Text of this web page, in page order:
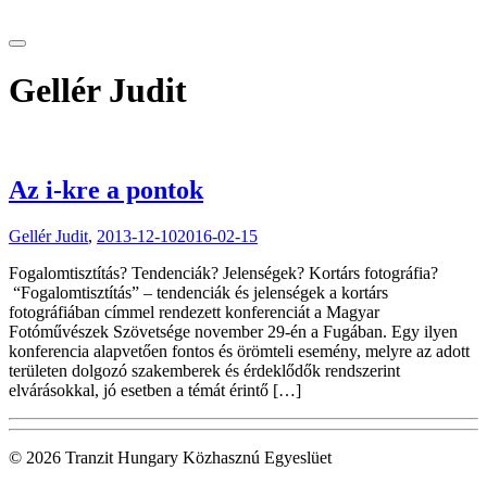
Gellér Judit
Az i-kre a pontok
Gellér Judit, 2013-12-102016-02-15
Fogalomtisztítás? Tendenciák? Jelenségek? Kortárs fotográfia?
“Fogalomtisztítás” – tendenciák és jelenségek a kortárs
fotográfiában címmel rendezett konferenciát a Magyar
Fotóművészek Szövetsége november 29-én a Fugában. Egy ilyen
konferencia alapvetően fontos és örömteli esemény, melyre az adott
területen dolgozó szakemberek és érdeklődők rendszerint
elvárásokkal, jó esetben a témát érintő […]
© 2026 Tranzit Hungary Közhasznú Egyeslüet